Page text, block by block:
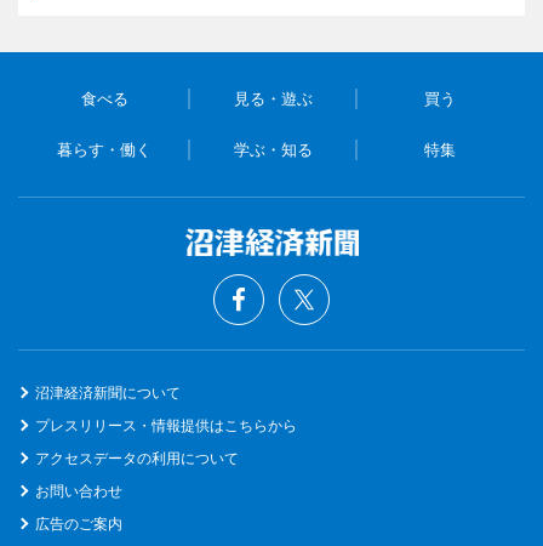
食べる 見る・遊ぶ 買う
暮らす・働く 学ぶ・知る 特集
沼津経済新聞について
プレスリリース・情報提供はこちらから
アクセスデータの利用について
お問い合わせ
広告のご案内